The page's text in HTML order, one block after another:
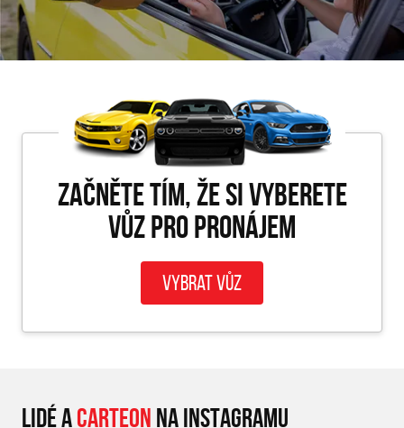
Začněte tím, že si vyberete
vůz pro PRONÁJEM
Vybrat vůz
LIDÉ ACARTEON NA INSTAGRAMU